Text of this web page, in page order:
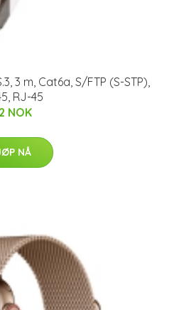
3 m, Cat6a, S/FTP (S-STP),
RJ-45
NOK
NÅ